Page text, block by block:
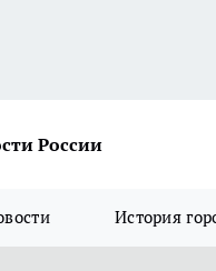
России
История